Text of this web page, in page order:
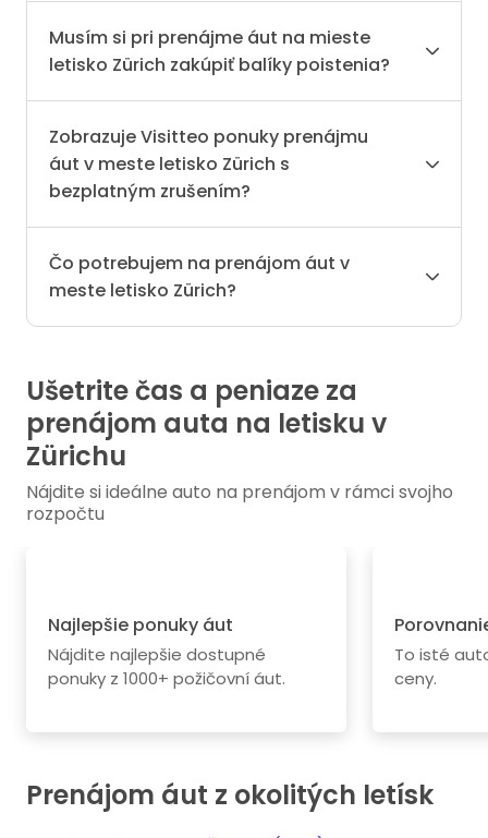
Musím si pri prenájme áut na mieste
letisko Zürich zakúpiť balíky poistenia?
Zobrazuje Visitteo ponuky prenájmu
áut v meste letisko Zürich s
bezplatným zrušením?
Čo potrebujem na prenájom áut v
meste letisko Zürich?
Ušetrite čas a peniaze za
prenájom auta na letisku v
Zürichu
Nájdite si ideálne auto na prenájom v rámci svojho
rozpočtu
Najlepšie ponuky áut
Nájdite najlepšie dostupné
ponuky z 1000+ požičovní áut.
To isté
ceny.
Prenájom áut z okolitých letísk